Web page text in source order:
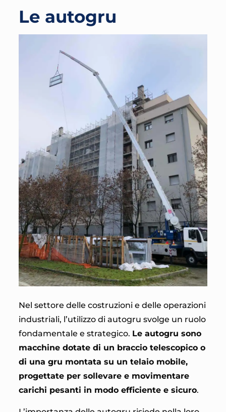
Le autogru
Nel settore delle costruzioni e delle operazioni
industriali, l’utilizzo di autogru svolge un ruolo
fondamentale e strategico. Le autogru sono
macchine dotate di un braccio telescopico o
di una gru montata su un telaio mobile,
progettate per sollevare e movimentare
carichi pesanti in modo efficiente e sicuro.